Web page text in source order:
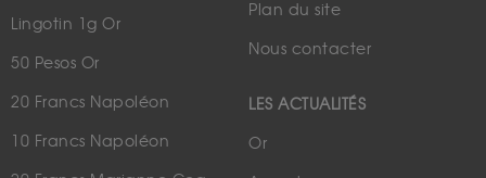
Lingotin 1g Or
50 Pesos Or
20 Francs Napoléon
10 Francs Napoléon
Plan du site
Nous contacter
LES ACTUALITÉS
Or